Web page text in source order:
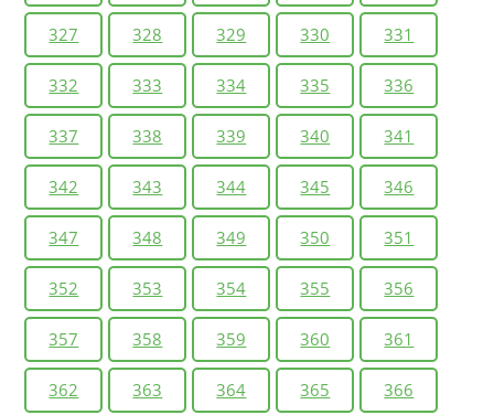
327 328 329 330 331
332 333 334 335 336
337 338 339 340 341
342 343 344 345 346
347 348 349 350 351
352 353 354 355 356
357 358 359 360 361
362 363 364 365 366